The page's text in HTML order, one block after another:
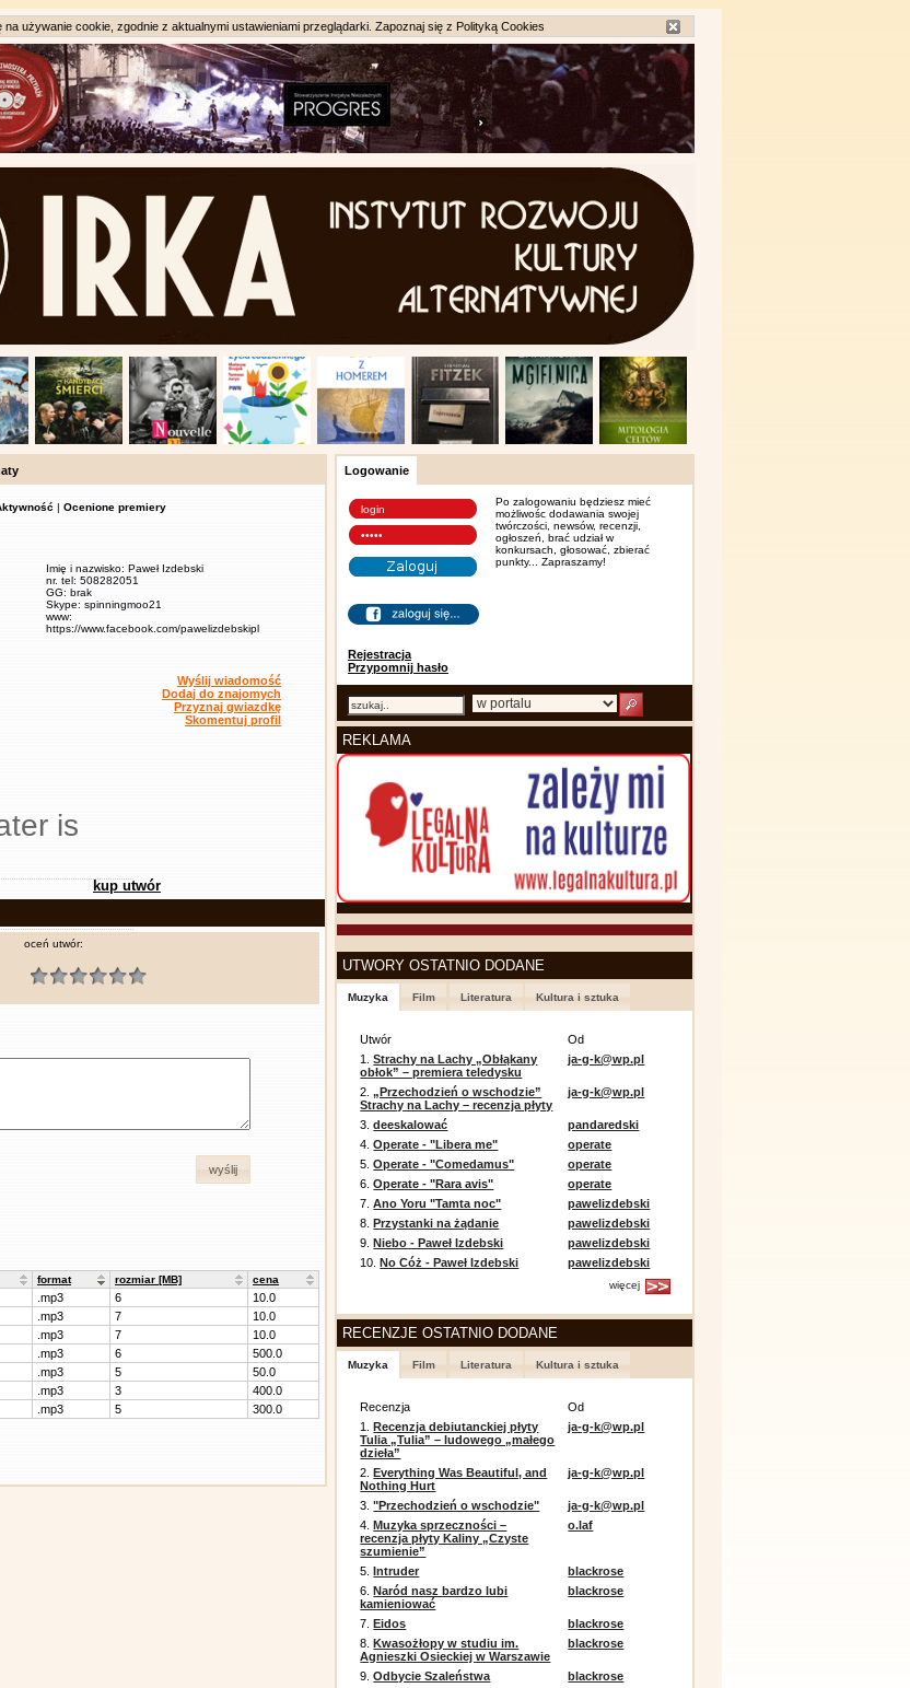
używanie cookie, zgodnie z aktualnymi ustawieniami przeglądarki. Zapoznaj się z Polityką Cookies
| Ocenione premiery
Imię i nazwisko: Paweł Izdebski
nr. tel: 508282051
GG: brak
Skype: spinningmoo21
www:
https://www.facebook.com/pawelizdebskipl
Wyślij wiadomość
Dodaj do znajomych
Przyznaj gwiazdkę
Skomentuj profil
is
kup utwór
oceń utwór:
wyślij
format rozmiar [MB] cena
.mp3 6
10.0
.mp3 7
10.0
.mp3 7
10.0
.mp3 6
500.0
.mp3 5
50.0
.mp3 3
400.0
.mp3 5 300.0
Logowanie
Rejestracja
Przypomnij hasło
Po zalogowaniu będziesz mieć
możliwośc dodawania swojej
twórczości, newsów, recenzji,
ogłoszeń, brać udział w
konkursach, głosować, zbierać
punkty... Zapraszamy!
REKLAMA
UTWORY OSTATNIO DODANE
Muzyka Film Literatura Kultura i sztuka
Utwór
Od
1.Strachy na Lachy „Obłąkany
obłok” – premiera teledysku
ja-g-k@wp.pl
2.„Przechodzień o wschodzie”
Strachy na Lachy – recenzja płyty
ja-g-k@wp.pl
3.deeskalować
pandaredski
4.Operate - "Libera me"
operate
5.Operate - "Comedamus"
operate
6.Operate - "Rara avis"
operate
7.Ano Yoru "Tamta noc"
pawelizdebski
8.Przystanki na żądanie
pawelizdebski
9.Niebo - Paweł Izdebski
pawelizdebski
10.No Cóż - Paweł Izdebski pawelizdebski
więcej
RECENZJE OSTATNIO DODANE
Muzyka Film Literatura Kultura i sztuka
Recenzja
Od
1.Recenzja debiutanckiej płyty
Tulia „Tulia” – ludowego „małego
dzieła”
ja-g-k@wp.pl
2.Everything Was Beautiful, and
Nothing Hurt
ja-g-k@wp.pl
3."Przechodzień o wschodzie"
ja-g-k@wp.pl
4.Muzyka sprzeczności –
recenzja płyty Kaliny „Czyste
szumienie”
o.laf
5.Intruder
blackrose
6.Naród nasz bardzo lubi
kamieniować
blackrose
7.Eidos
blackrose
8.Kwasożłopy w studiu im.
Agnieszki Osieckiej w Warszawie
blackrose
9.Odbycie Szaleństwa
blackrose